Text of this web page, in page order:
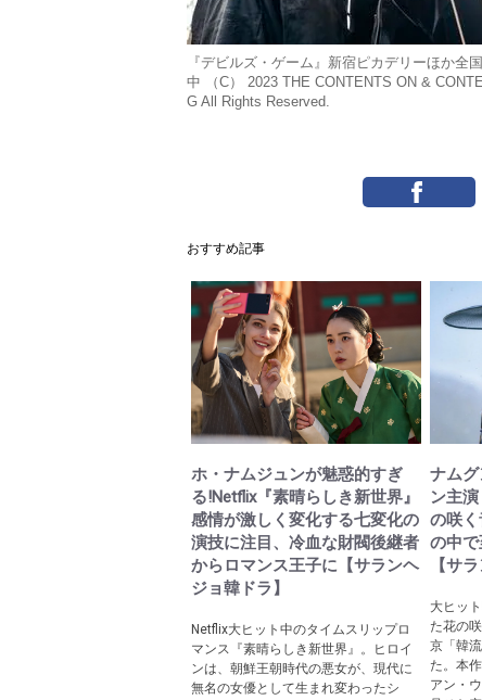
『デビルズ・ゲーム』新宿ピカデリーほか全
中 （C） 2023 THE CONTENTS ON &
G All Rights Reserved.
おすすめ記事
ホ・ナムジュンが魅惑的すぎ
る!Netflix『素晴らしき新世界』
感情が激しく変化する七変化の
演技に注目、冷血な財閥後継者
からロマンス王子に【サランヘ
ジョ韓ドラ】
Netflix大ヒット中のタイムスリップロ
マンス『素晴らしき新世界』。ヒロイ
ンは、朝鮮王朝時代の悪女が、現代に
無名の女優として生まれ変わったシ
ナム
ン主
の咲
の中
【サ
大ヒッ
た花の
京「韓
た。本
アン・